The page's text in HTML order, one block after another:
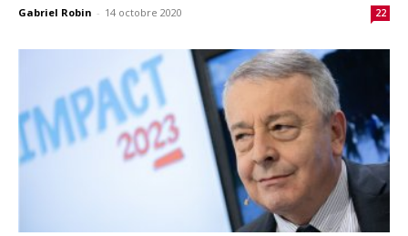
Gabriel Robin - 14 octobre 2020 22